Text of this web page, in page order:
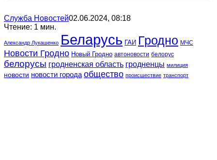
Служба Новостей02.06.2024, 08:18
Чтение: 1 мин.
Александр Лукашенко Беларусь ГАИ Гродно МЧС
Новости Гродно Новый Гродно автоновости белорус
белорусы гродненская область гродненцы милиция
новости новости города общество происшествие транспорт